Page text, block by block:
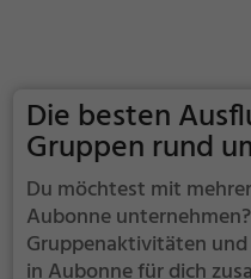
Die besten
Gruppen rund
Du möchtest mit
Aubonne
Gruppenaktivitäten
in Aubonne für dich